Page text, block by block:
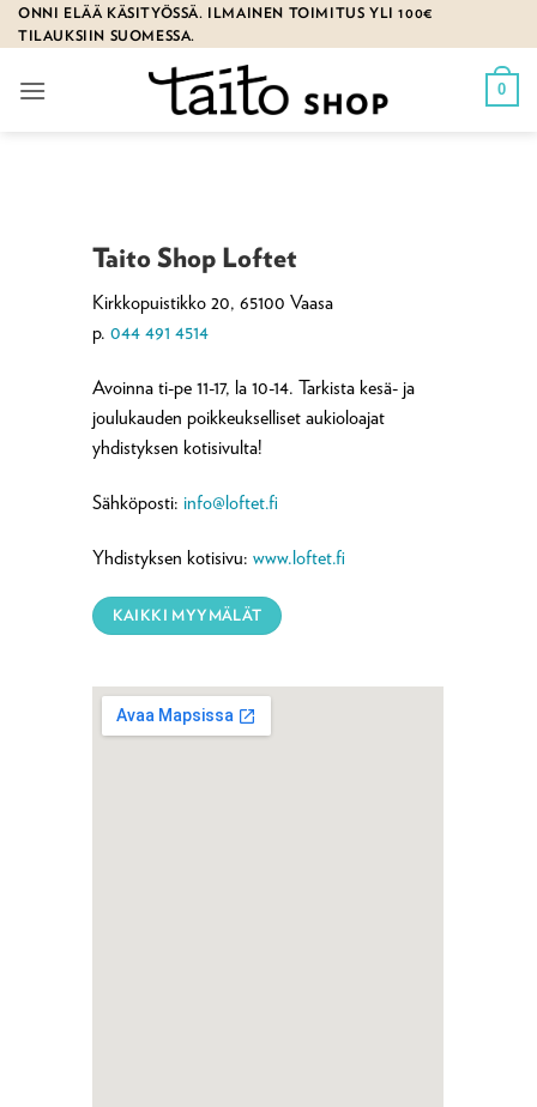
Skip
to
ONNI ELÄÄ KÄSITYÖSSÄ. ILMAINEN TOIMITUS YLI 100€
TILAUKSIIN SUOMESSA.
0
Taito Shop Loftet
Kirkkopuistikko 20, 65100 Vaasa
p. 044 491 4514
Avoinna ti-pe 11-17, la 10-14. Tarkista kesä- ja
joulukauden poikkeukselliset aukioloajat
yhdistyksen kotisivulta!
Sähköposti: info@loftet.fi
Yhdistyksen kotisivu:www.loftet.fi
KAIKKI MYYMÄLÄT